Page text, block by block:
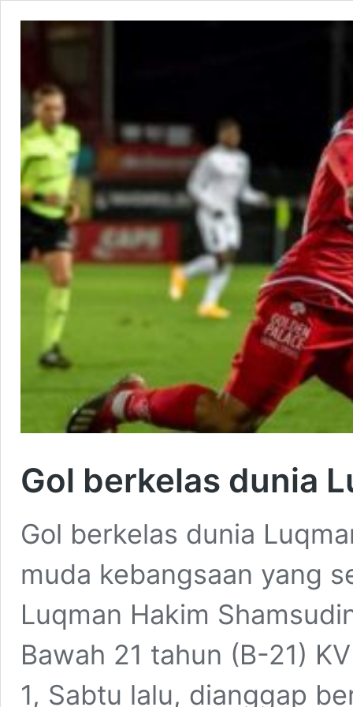
Gol berkelas dunia
Gol berkelas dunia
muda kebangsaan yang
Luqman Hakim
Bawah 21 tahun (B-21)
1, Sabtu lalu, dianggap